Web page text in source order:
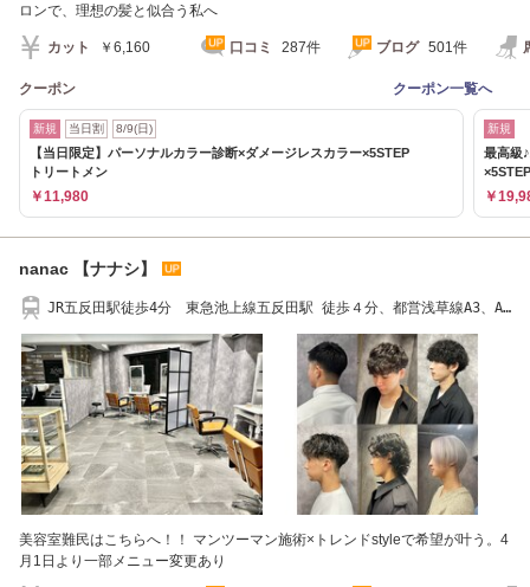
ロンで、理想の髪と似合う私へ
カット ￥6,160 口コミ 287件 ブログ 501件
クーポン クーポン一覧へ
新規 当日割 8/9(日)
【当日限定】パーソナルカラー診断×ダメージレスカラー×5STEP
トリートメン
￥11,980
新規
最高級
￥
nanac 【ナナシ】
JR五反田駅徒歩4分 東急池上線五反田駅 徒歩４分、都営浅草線A3、A
美容室難民はこちらへ！！ マンツーマン施術×トレンドstyleで希望が叶う。4
月1日より一部メニュー変更あり